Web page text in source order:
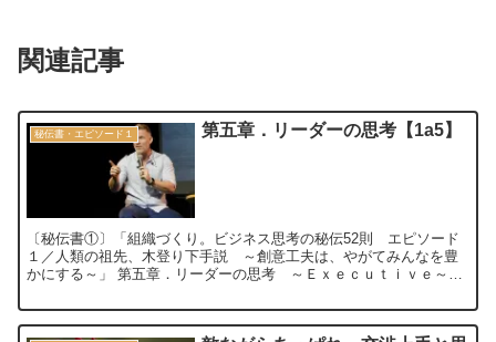
関連記事
秘伝書・エピソード１ 第五章．リーダーの思考【1a5】
〔秘伝書①〕「組織づくり。ビジネス思考の秘伝52則 エピソード
１／人類の祖先、木登り下手説 ～創意工夫は、やがてみんなを豊
かにする～」 第五章．リーダーの思考 ～Ｅｘｅｃｕｔｉｖｅ～